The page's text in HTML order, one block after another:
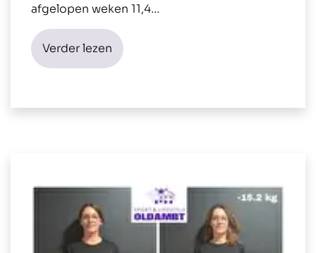
afgelopen weken 11,4…
Verder lezen